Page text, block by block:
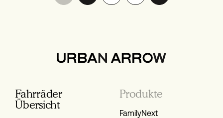
Fahrräder
Übersicht
Produkte
FamilyNext